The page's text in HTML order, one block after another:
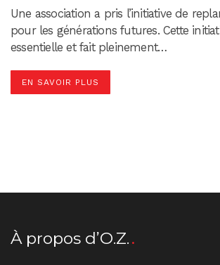
Une association a pris l’initiative de
pour les générations futures. Cette
essentielle et fait pleinement…
EN SAVOIR PLUS
À propos d’O.Z.